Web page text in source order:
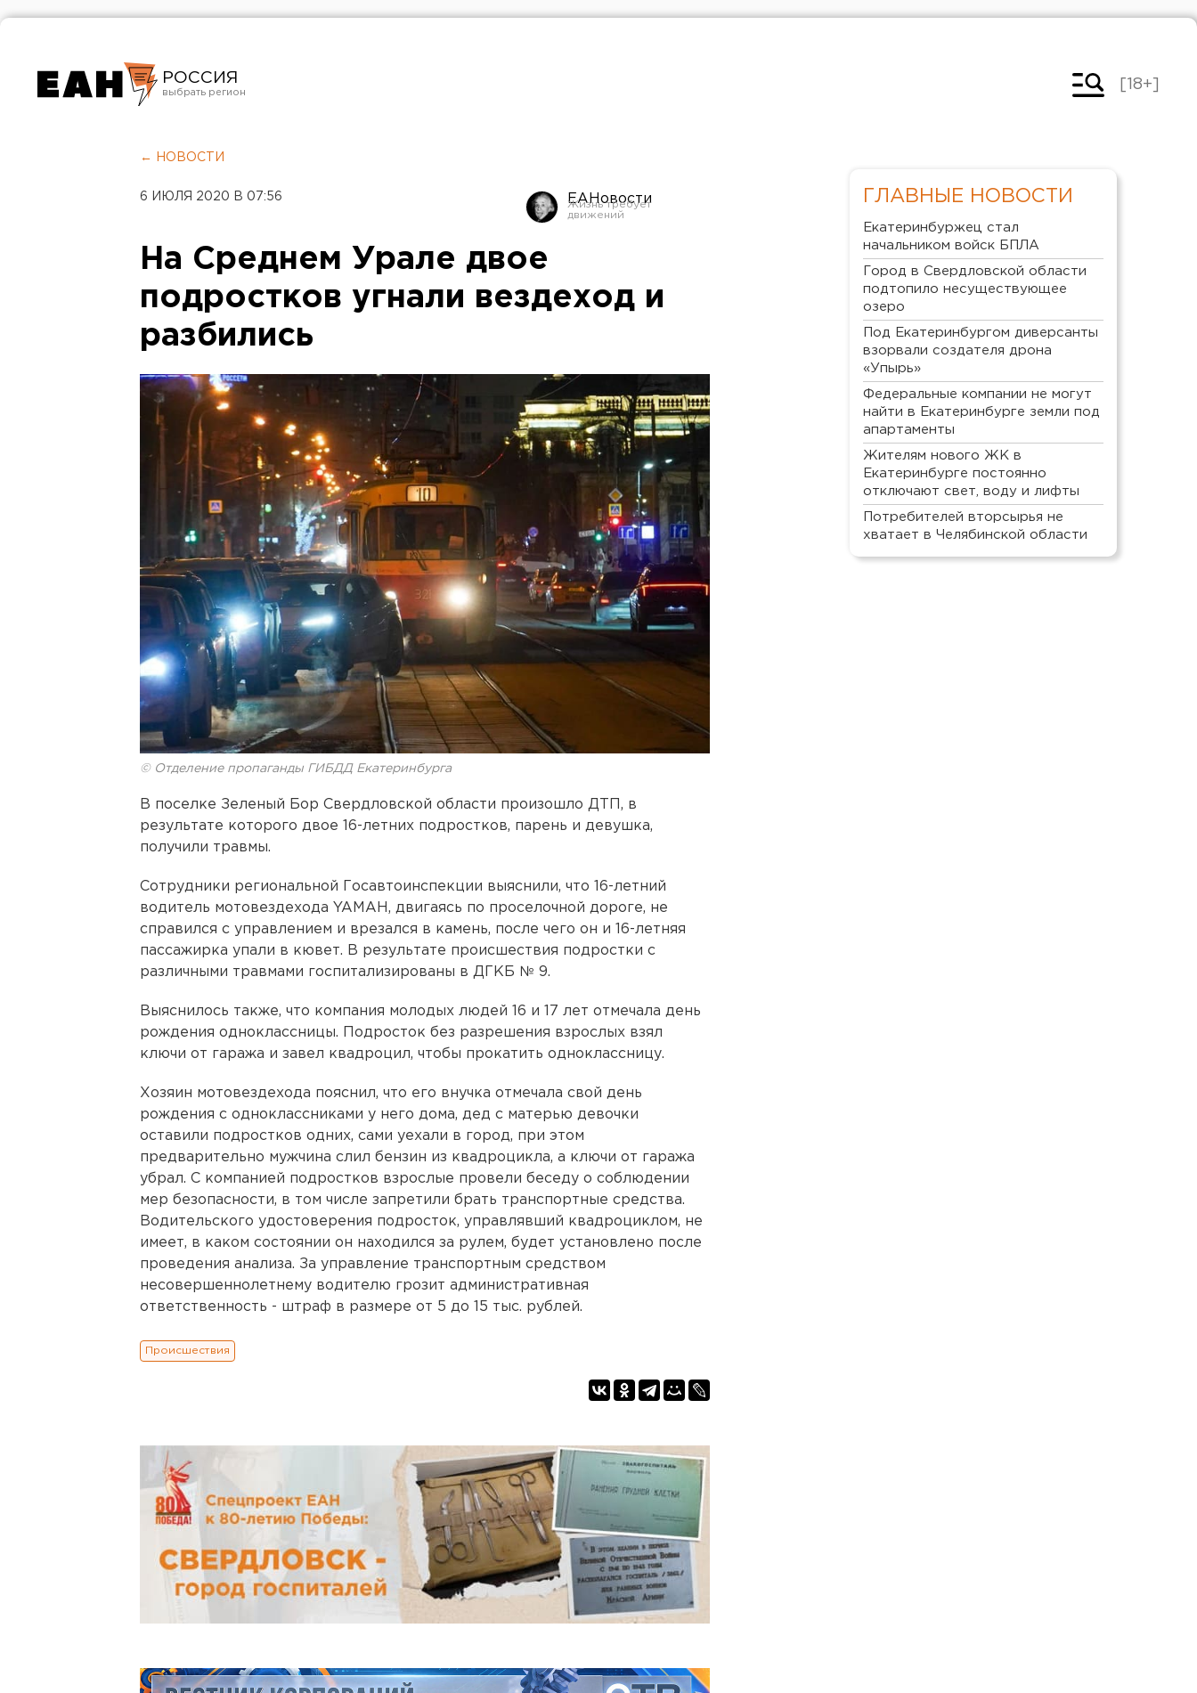
РОССИЯ
Челябинск
[18+]
← НОВОСТИ
6 ИЮЛЯ 2020 В 07:56 ЕАНовости
На Среднем Урале двое
подростков угнали вездеход и
разбились
© Отделение пропаганды ГИБДД Екатеринбурга
В поселке Зеленый Бор Свердловской области произошло ДТП, в
результате которого двое 16-летних подростков, парень и девушка,
получили травмы.
Сотрудники региональной Госавтоинспекции выяснили, что 16-летний
водитель мотовездехода YAMAH, двигаясь по проселочной дороге, не
справился с управлением и врезался в камень, после чего он и 16-летняя
пассажирка упали в кювет. В результате происшествия подростки с
различными травмами госпитализированы в ДГКБ № 9.
Выяснилось также, что компания молодых людей 16 и 17 лет отмечала день
рождения одноклассницы. Подросток без разрешения взрослых взял
ключи от гаража и завел квадроцил, чтобы прокатить одноклассницу.
Хозяин мотовездехода пояснил, что его внучка отмечала свой день
рождения с одноклассниками у него дома, дед с матерью девочки
оставили подростков одних, сами уехали в город, при этом
предварительно мужчина слил бензин из квадроцикла, а ключи от гаража
убрал. С компанией подростков взрослые провели беседу о соблюдении
мер безопасности, в том числе запретили брать транспортные средства.
Водительского удостоверения подросток, управлявший квадроциклом, не
имеет, в каком состоянии он находился за рулем, будет установлено после
проведения анализа. За управление транспортным средством
несовершеннолетнему водителю грозит административная
ответственность - штраф в размере от 5 до 15 тыс. рублей.
Происшествия
ГЛАВНЫЕ НОВОСТИ
Екатеринбуржец стал
начальником войск БПЛА
Город в Свердловской области
подтопило несуществующее
озеро
Под Екатеринбургом диверсанты
взорвали создателя дрона
«Упырь»
Федеральные компании не могут
найти в Екатеринбурге земли под
апартаменты
Жителям нового ЖК в
Екатеринбурге постоянно
отключают свет, воду и лифты
Потребителей вторсырья не
хватает в Челябинской области